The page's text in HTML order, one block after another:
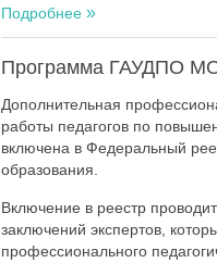
Подробнее
Программа ГАУДПО
Дополнительная
работы педагогов по
включена в Федеральный
образования.
Включение в реестр
заключений экспертов,
профессионального